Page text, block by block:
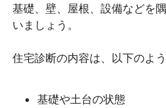
基礎、壁、屋根、設備などを
いましょう。
住宅診断の内容は、以下のよ
基礎や土台の状態